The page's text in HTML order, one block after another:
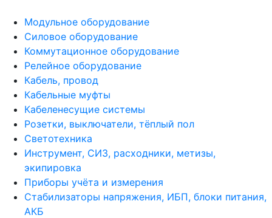
Модульное оборудование
Силовое оборудование
Коммутационное оборудование
Релейное оборудование
Кабель, провод
Кабельные муфты
Кабеленесущие системы
Розетки, выключатели, тёплый пол
Светотехника
Инструмент, СИЗ, расходники, метизы,
экипировка
Приборы учёта и измерения
Стабилизаторы напряжения, ИБП, блоки питания,
АКБ